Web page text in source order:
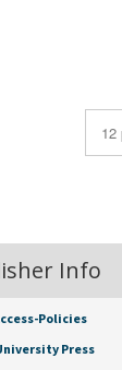
Info
Policies
Press